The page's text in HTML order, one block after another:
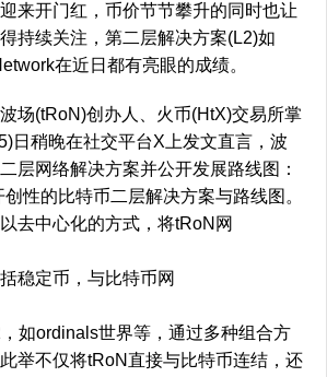
来开门红，币价节节攀升的同时也让
持续关注，第二层解决方案(L2)如
在近日都有亮眼的成绩。
场(tRoN)创办人、火币(HtX)交易所掌
日稍晚在社交平台X上发文直言，波
层网络解决方案并公开发展路线图：
性的比特币二层解决方案与路线图。
去中心化的方式，将tRoN网
稳定币，与比特币网
如ordinals世界等，通过多种组合方
举不仅将tRoN直接与比特币连结，还